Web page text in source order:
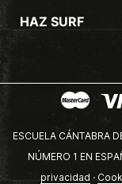
HAZ SURF
ESCUELA CÁNTABRA
NÚMERO 1 EN
privacidad ·